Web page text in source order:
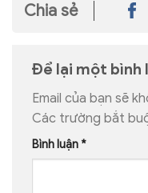
Chia sẻ
Để lại một bình
Email của bạn sẽ
Các trường bắt
Bình luận *